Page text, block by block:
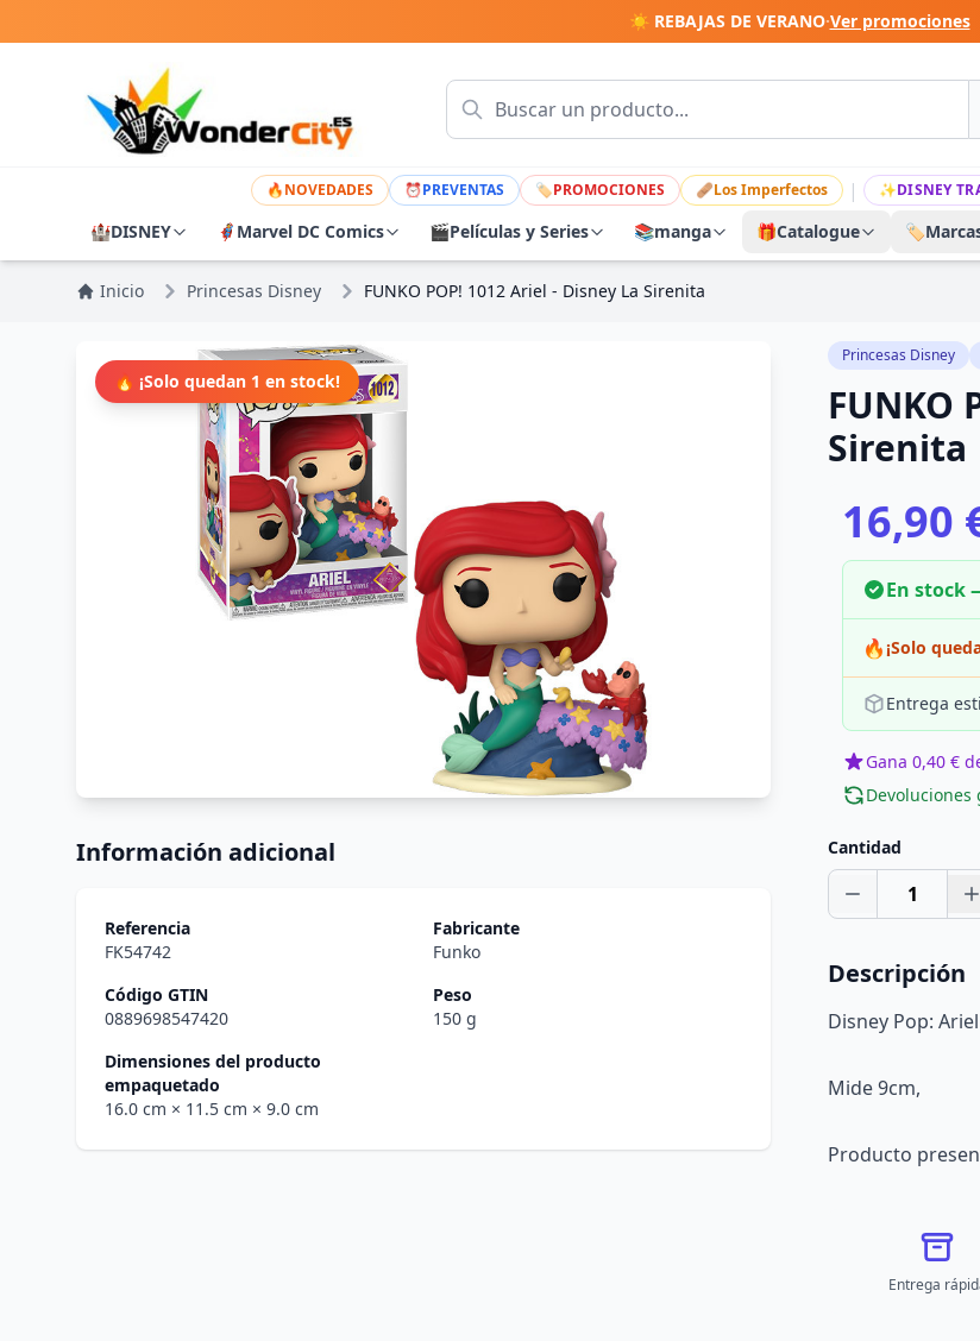
☀️ REBAJAS DE VERANO·Ver promociones
🔥NOVEDADES ⏰PREVENTAS 🏷PROMOCIONES 🩹Los Imperfectos | ✨DISNEY
🏰DISNEY 🦸 Marvel DC Comics 🎬Películas y Series 📚manga 🎁Catalogue 🏷️
Inicio Princesas Disney FUNKO POP! 1012 Ariel - Disney La Sirenita
🔥 ¡Solo quedan 1 en stock!
Información adicional
Referencia
FK54742
Fabricante
Funko
Código GTIN
0889698547420
Peso
150 g
Dimensiones del producto
empaquetado
16.0 cm × 11.5 cm × 9.0 cm
Princesas Disney
FUNKO
Sirenita
16,90
En stock
🔥¡Solo
Entrega
Gana 0,40 €
Cantidad
1
Descripción
Disney Pop: Ariel
Mide 9cm,
Producto
Entrega